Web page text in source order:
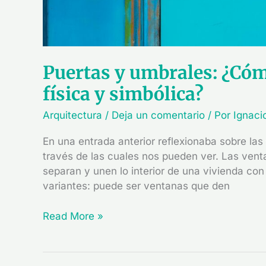
Puertas y umbrales:
física y simbólica?
Arquitectura / Deja un comentario / Por
En una entrada anterior reflexionaba sobre
través de las cuales nos pueden ver. Las
separan y unen lo interior de una vivienda
variantes: puede ser ventanas que den
Read More »